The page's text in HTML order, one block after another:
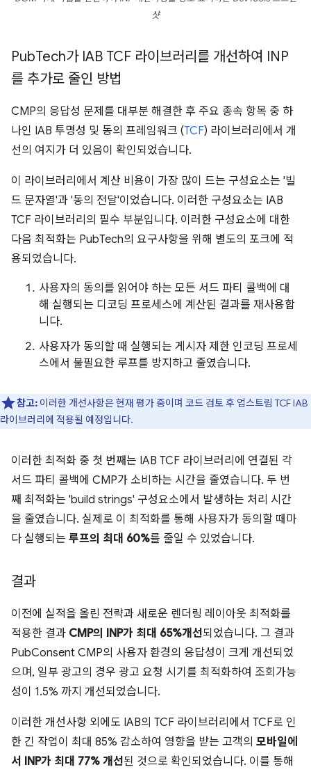
샷
PubTech가 IAB TCF 라이브러리를 개선하여 INP
를 추가로 줄인 방법
CMP의 응답성 문제를 대부분 해결한 후 주요 종속 항목 중 하
나인 IAB 투명성 및 동의 프레임워크 (TCF) 라이브러리에서 개
선의 여지가 더 있음이 확인되었습니다.
이 라이브러리에서 계산 비용이 가장 많이 드는 구성요소는 '빌
드 문자열'과 '동의 전달'이었습니다. 이러한 구성요소는 IAB
TCF 라이브러리의 필수 부분입니다. 이러한 구성요소에 대한
다음 최적화는 PubTech의 요구사항을 위해 별도의 포크에 적
용되었습니다.
사용자의 동의를 읽어야 하는 모든 서드 파티 콜백에 대
해 실행되는 디코딩 프로세스에 계산된 결과를 재사용합
니다.
사용자가 동의할 때 실행되는 게시자 제한 인코딩 프로세
스에서 불필요한 루프를 방지하고 줄였습니다.
참고: 이러한 개선사항은 현재 평가 중이며 코드 검토 후 업스트림 TCF IAB
라이브러리에 적용될 예정입니다.
이러한 최적화 중 첫 번째는 IAB TCF 라이브러리에 연결된 각
서드 파티 콜백에 CMP가 소비하는 시간을 줄였습니다. 두 번
째 최적화는 'build strings' 구성요소에서 발생하는 처리 시간
을 줄였습니다. 실제로 이 최적화를 통해 사용자가 동의할 때마
다 실행되는 루프의 최대 60%를 줄일 수 있었습니다.
결과
이전에 실적을 올린 전략과 새로운 렌더링 레이아웃 최적화를
적용한 결과 CMP의 INP가 최대 65%개선되었습니다. 그 결과
PubConsent CMP의 사용자 환경의 응답성이 크게 개선되었
으며, 일부 광고의 경우 광고 요청 시기를 최적화하여 조회가능
성이 1.5% 까지 개선되었습니다.
이러한 개선사항 외에도 IAB의 TCF 라이브러리에서 TCF로 인
한 긴 작업이 최대 85% 감소하여 영향을 받는 고객의 모바일에
서 INP가 최대 77% 개선된 것으로 확인되었습니다. 이를 통해